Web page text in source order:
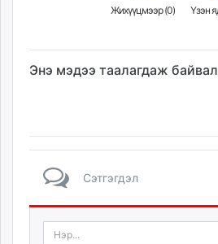
Жихүүцмээр (0)
Энэ мэдээ таалагдаж байвал
Сэтгэгдэл